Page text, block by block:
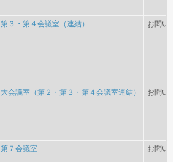
第３・第４会議室（連結） お問い合
大会議室（第２・第３・第４会議室連結） お問い合
第７会議室 お問い合